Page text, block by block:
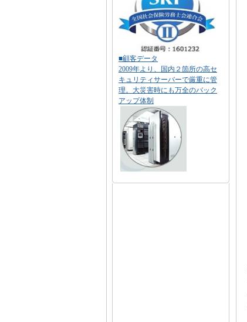
■顧客データ
2009年より、国内２箇所の高セ
キュリティサーバーで厳重に管
理。大災害時にも万全のバック
アップ体制